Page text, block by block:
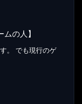
の人】
。 でも現行のゲ